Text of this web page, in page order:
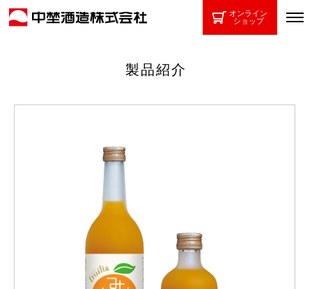
オンライン
ショップ
製品紹介